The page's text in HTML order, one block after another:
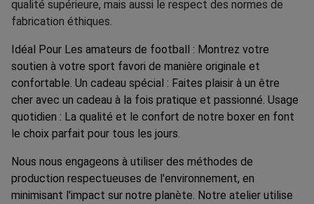
qualité supérieure, mais aussi le respect des normes de
fabrication éthiques.
Idéal Pour Les amateurs de football : Montrez votre
soutien à votre sport favori de manière originale et
confortable. Un cadeau spécial : Faites plaisir à un être
cher avec un cadeau à la fois pratique et passionné. Usage
quotidien : La qualité et le confort de notre boxer en font
le choix parfait pour tous les jours.
Nous nous engageons à utiliser des méthodes de
production respectueuses de l'environnement, en
minimisant l'impact sur notre planète. Notre atelier utilise